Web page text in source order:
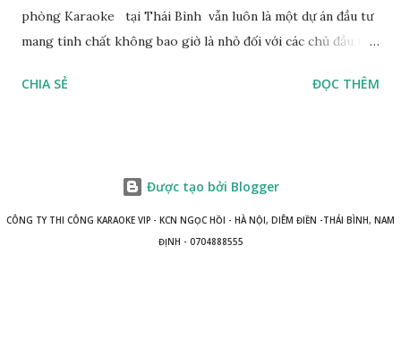
phòng Karaoke tại Thái Bình vẫn luôn là một dự án đầu tư
mang tính chất không bao giờ là nhỏ đối với các chủ đầu tư.
các dự án. Karaoke là một loại hình kinh doanh dịch vụ giải
đầu tư hiện nay cũng đang phân vân việc có nên xây dựng
hoặc nâng cấp địa điểm kinh doanh của mình theo phong
cách hiện đại hay không, khi mà các công nghệ về ánh sáng,
CHIA SẺ ĐỌC THÊM
Được tạo bởi Blogger
CÔNG TY THI CÔNG KARAOKE VIP - KCN NGỌC HỒI - HÀ NỘI, DIÊM ĐIỀN -THÁI BÌNH, NAM
ĐỊNH - 0704888555